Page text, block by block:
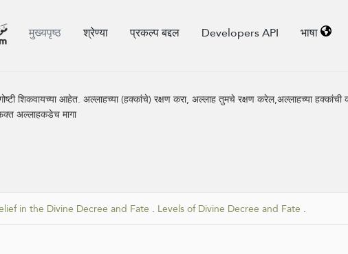
मुख्यपृष्ठ श्रेण्या प्रकल्प बद्दल Developers API भाषा
शिकवायच्या आहेत. अल्लाहच्या (हक्कांचे) रक्षण करा, अल्लाह तुमचे रक्षण करेल,अल्लाहच्या हक्कांची
अल्लाहकडेच मागा
in the Divine Decree and Fate . Levels of Divine Decree and Fate .